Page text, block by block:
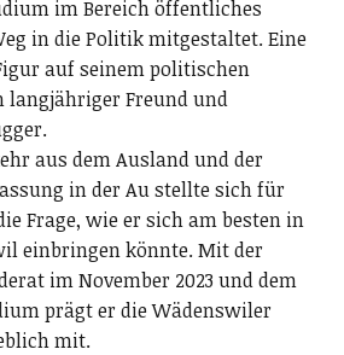
im Bereich öffentliches
in die Politik mitgestaltet. Eine
auf seinem politischen
langjähriger Freund und
aus dem Ausland und der
in der Au stellte sich für
Frage, wie er sich am besten in
einbringen könnte. Mit der
im November 2023 und dem
prägt er die Wädenswiler
mit.